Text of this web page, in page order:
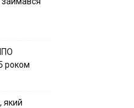
роком
який